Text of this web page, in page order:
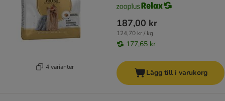
4 varianter
187,00 kr
124,70 kr / kg
177,65 kr
Lägg till i varukorg